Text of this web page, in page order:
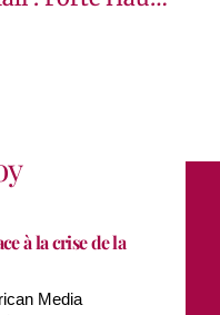
à la crise de la
Media